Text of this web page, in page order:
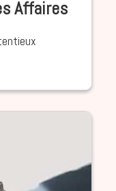
Affaires